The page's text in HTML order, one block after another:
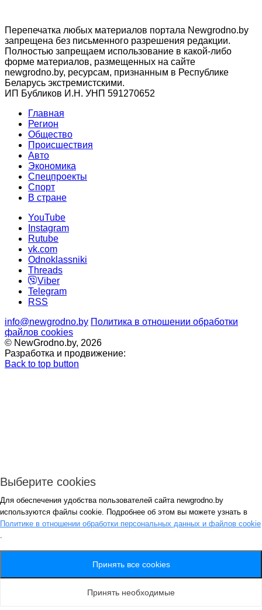
Перепечатка любых материалов портала Newgrodno.by
запрещена без письменного разрешения редакции.
Полностью запрещаем использование в какой-либо
форме материалов, размещенных на сайте
newgrodno.by, ресурсам, признанным в Республике
Беларусь экстремистскими.
ИП Бубликов И.Н. УНП 591270652
Главная
Регион
Общество
Происшествия
Авто
Экономика
Спецпроекты
Cпорт
В стране
YouTube
Instagram
Rutube
vk.com
Odnoklassniki
Threads
Viber
Telegram
RSS
info@newgrodno.by Политика в отношении обработки
файлов cookies
© NewGrodno.by, 2026
Разработка и продвижение:
Back to top button
Авторизация
*
Запомнить
Потеряли пароль ?
Генерация пароля
Выберите cookies
Для обеспечения удобства пользователей сайта newgrodno.by
используются файлы cookie. Подробнее об этом вы можете узнать в
Политике в отношении обработки персональных данных и файлов cookie
.
Принять все cookies
Принять необходимые